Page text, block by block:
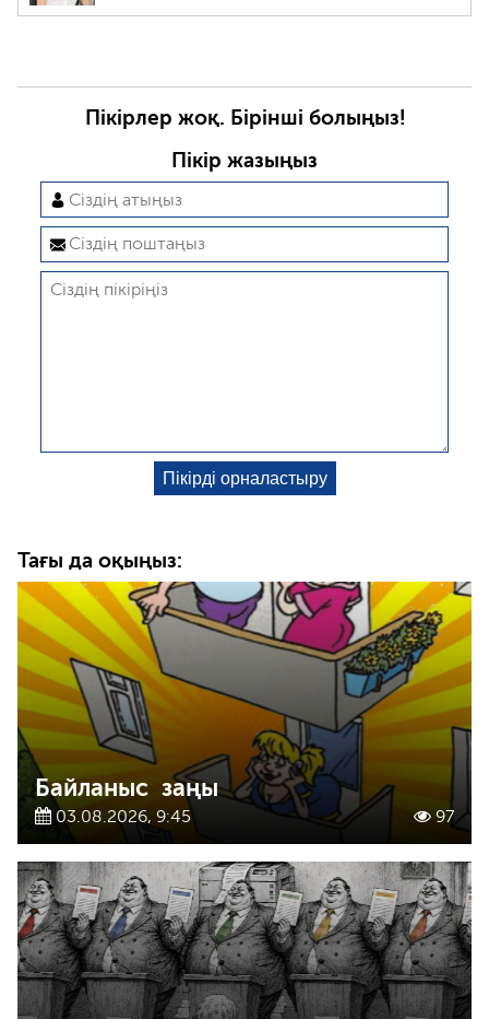
Пікірлер жоқ. Бірінші болыңыз!
Пікір жазыңыз
Тағы да оқыңыз:
Байланыс заңы
03.08.2026, 9:45 97